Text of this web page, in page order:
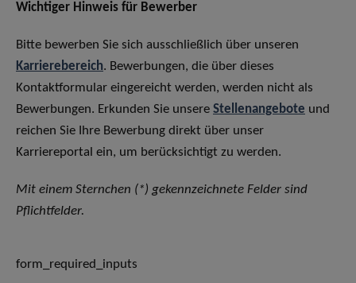
Wichtiger Hinweis für Bewerber
Bitte bewerben Sie sich ausschließlich über unseren
Karrierebereich. Bewerbungen, die über dieses
Kontaktformular eingereicht werden, werden nicht als
Bewerbungen. Erkunden Sie unsere Stellenangebote und
reichen Sie Ihre Bewerbung direkt über unser
Karriereportal ein, um berücksichtigt zu werden.
Mit einem Sternchen (*) gekennzeichnete Felder sind
Pflichtfelder.
form_required_inputs